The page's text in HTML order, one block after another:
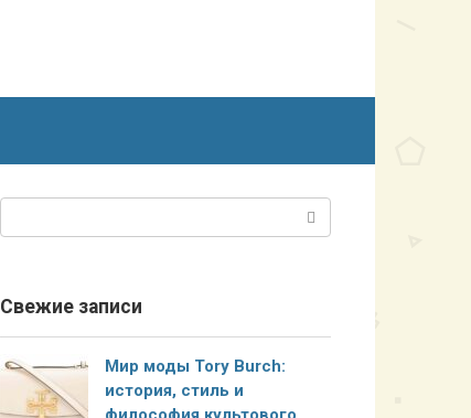
Свежие записи
Мир моды Tory Burch:
история, стиль и